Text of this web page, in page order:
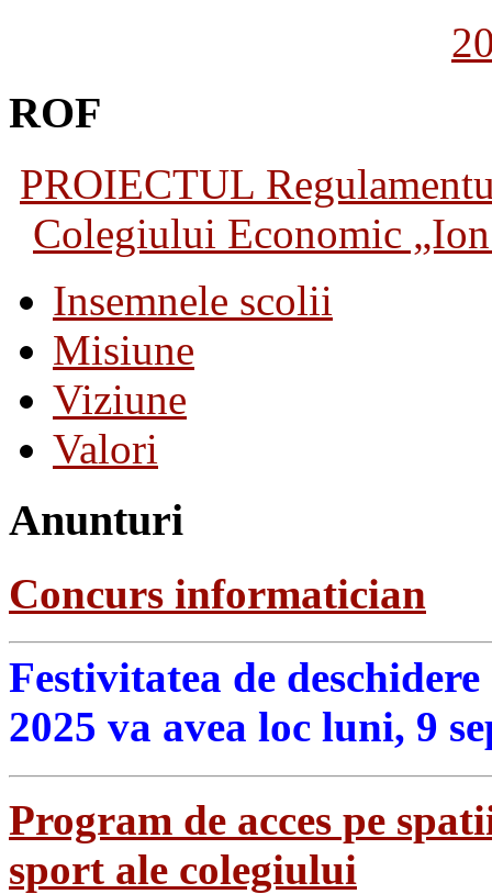
ROF
PROIECTUL
Colegiului Economic
Insemnele scolii
Misiune
Viziune
Valori
Anunturi
Concurs informatician
Festivitatea de
2025 va avea loc luni, 9
Program de acces pe
sport ale colegiului